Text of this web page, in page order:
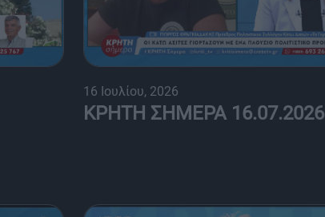
16 Ιουλίου, 2026
ΚΡΗΤΗ ΣΗΜΕΡΑ 16.07.2026